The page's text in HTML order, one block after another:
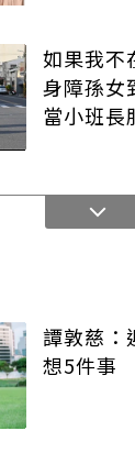
如果我
身障孫女
當小班長
譚敦慈：
想5件事